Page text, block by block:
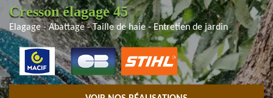
Cresson élagage 45
Elagage - Abattage - Taille de haie - Entretien de jardin